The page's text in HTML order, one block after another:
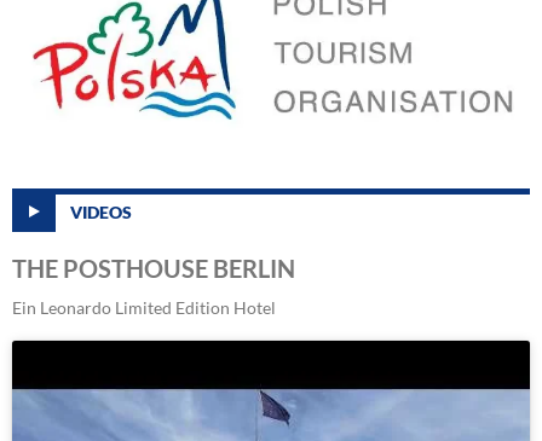
VIDEOS
THE POSTHOUSE BERLIN
Ein Leonardo Limited Edition Hotel